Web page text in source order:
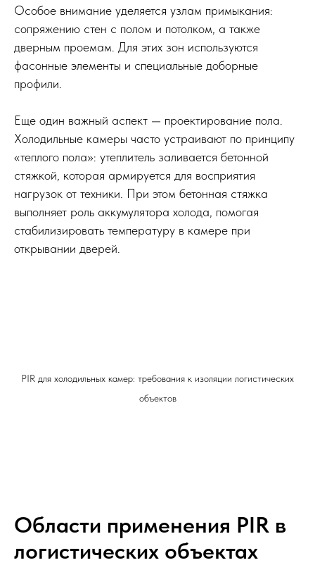
Особое внимание уделяется узлам примыкания:
сопряжению стен с полом и потолком, а также
дверным проемам. Для этих зон используются
фасонные элементы и специальные доборные
профили.
Еще один важный аспект — проектирование пола.
Холодильные камеры часто устраивают по принципу
«теплого пола»: утеплитель заливается бетонной
стяжкой, которая армируется для восприятия
нагрузок от техники. При этом бетонная стяжка
выполняет роль аккумулятора холода, помогая
стабилизировать температуру в камере при
открывании дверей.
PIR для холодильных камер: требования к изоляции логистических
объектов
Области применения PIR в
логистических объектах